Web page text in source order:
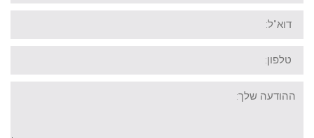
דוא"ל:
טלפון:
ההודעה
שלך: